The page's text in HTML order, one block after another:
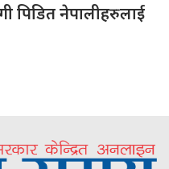
पिडित नेपालीहरुलाई